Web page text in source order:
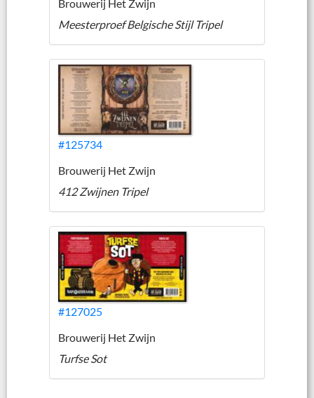
Brouwerij Het Zwijn
Meesterproef Belgische Stijl Tripel
#125734
Brouwerij Het Zwijn
412 Zwijnen Tripel
#127025
Brouwerij Het Zwijn
Turfse Sot